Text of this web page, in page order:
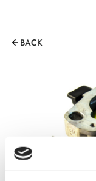
BACK